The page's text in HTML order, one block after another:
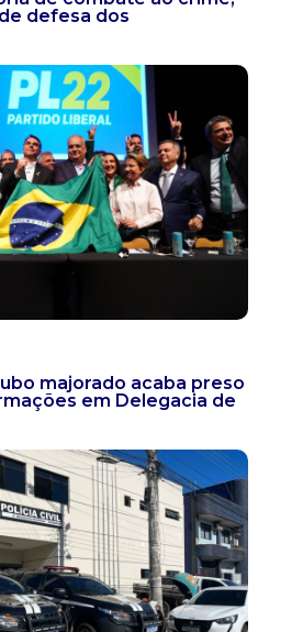
defesa dos
majorado acaba preso
em Delegacia de